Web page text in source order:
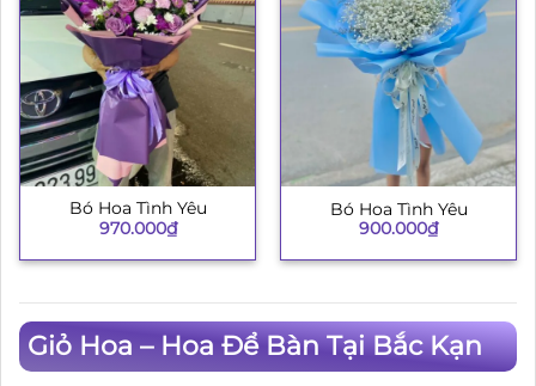
Bó Hoa Tình Yêu
970.000₫
Bó Hoa Tình Yêu
900.000₫
Giỏ Hoa – Hoa Để Bàn Tại Bắc Kạn